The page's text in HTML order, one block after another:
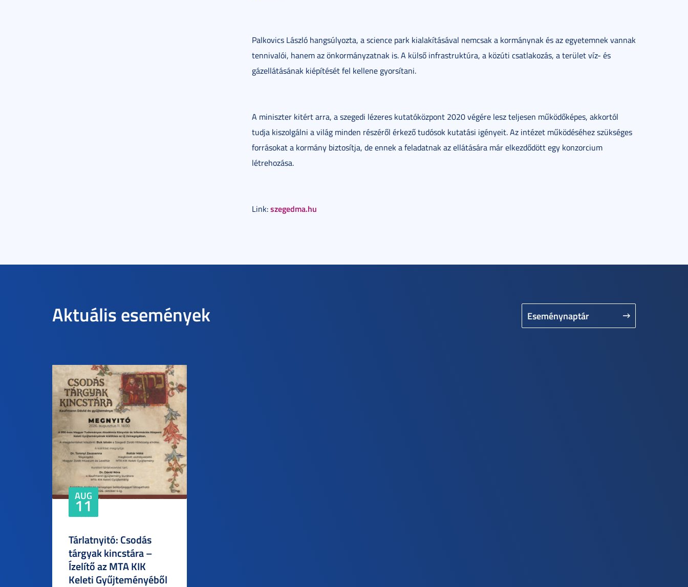
Palkovics László hangsúlyozta, a science park kialakításával nemcsak a kormánynak és az egyetemnek vannak
tennivalói, hanem az önkormányzatnak is. A külső infrastruktúra, a közúti csatlakozás, a terület víz- és
gázellátásának kiépítését fel kellene gyorsítani.
A miniszter kitért arra, a szegedi lézeres kutatóközpont 2020 végére lesz teljesen működőképes, akkortól
tudja kiszolgálni a világ minden részéről érkező tudósok kutatási igényeit. Az intézet működéséhez szükséges
forrásokat a kormány biztosítja, de ennek a feladatnak az ellátására már elkezdődött egy konzorcium
létrehozása.
Link:szegedma.hu
Aktuális események Eseménynaptár
AUG
11
Tárlatnyitó: Csodás
tárgyak kincstára –
Ízelítő az MTA KIK
Keleti Gyűjteményéből